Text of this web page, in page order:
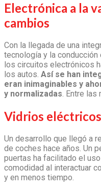
Electrónica a la
cambios
Con la llegada de una
tecnología y la conducción
los circuitos electrónicos
los autos. Así se han
eran inimaginables y
y normalizadas. Entre las
Vidrios eléctricos
Un desarrollo que llegó a
de coches hace años. Un
puertas ha facilitado el
comodidad al interactuar
y en menos tiempo.